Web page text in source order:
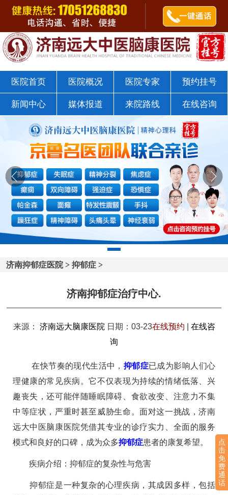
医院首页 医院概况 医院专家 预约挂号
新闻中心 媒体报道 来院路线 在线咨询
济南抑郁症医院> 抑郁症>
济南抑郁症治疗中心.
来源： 济南远大脑康医院 日期：03-23在线预约
在线咨
询
在快节奏的现代生活中， 抑郁症已成为影响人们心
理健康的常见疾病。它不仅表现为持续的情绪低落、兴
趣丧失，还可能伴随睡眠障碍、食欲改变、注意力不集
中等症状，严重时甚至威胁生命。面对这一挑战，济南
远大中医脑康医院凭借其专业的诊疗实力、全面的服务
模式和良好的口碑，成为众多抑郁症患者的康复希望。
疾病介绍：抑郁症的复杂性与危害
抑郁症是一种复杂的心理疾病，其成因多样，包括
郭树杰医师
济南远大中医脑康医院戒瘾科
点击咨询
点
击
免
费
通
话